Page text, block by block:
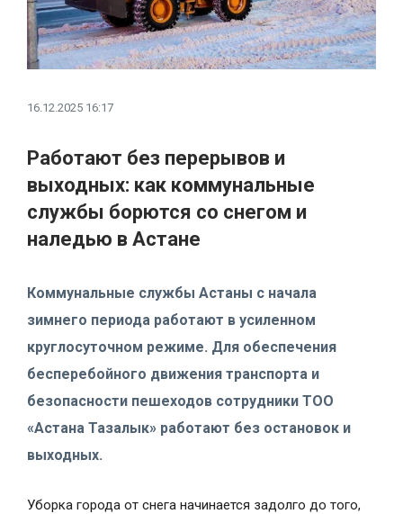
16.12.2025 16:17
Работают без перерывов и
выходных: как коммунальные
службы борются со снегом и
наледью в Астане
Коммунальные службы Астаны с начала
зимнего периода работают в усиленном
круглосуточном режиме. Для обеспечения
бесперебойного движения транспорта и
безопасности пешеходов сотрудники ТОО
«Астана Тазалык» работают без остановок и
выходных.
Уборка города от снега начинается задолго до того,